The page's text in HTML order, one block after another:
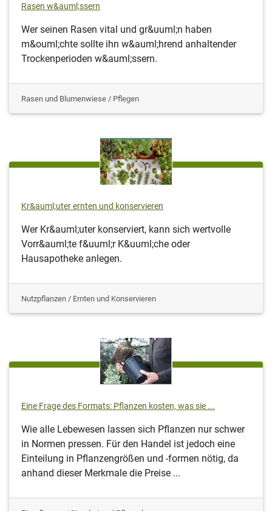
Rasen w&auml;ssern
Wer seinen Rasen vital und gr&uuml;n haben
m&ouml;chte sollte ihn w&auml;hrend anhaltender
Trockenperioden w&auml;ssern.
Rasen und Blumenwiese / Pflegen
Kr&auml;uter ernten und konservieren
Wer Kr&auml;uter konserviert, kann sich wertvolle
Vorr&auml;te f&uuml;r K&uuml;che oder
Hausapotheke anlegen.
Nutzpflanzen / Ernten und Konservieren
Eine Frage des Formats: Pflanzen kosten, was sie ...
Wie alle Lebewesen lassen sich Pflanzen nur schwer
in Normen pressen. Für den Handel ist jedoch eine
Einteilung in Pflanzengrößen und -formen nötig, da
anhand dieser Merkmale die Preise ...